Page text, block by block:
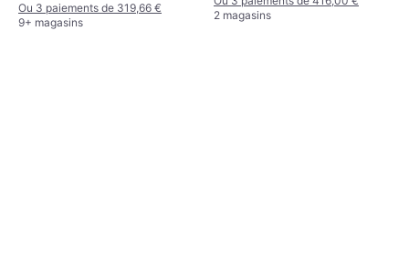
Ou 3 paiements de 319,66 €
9+ magasins
2 magasins